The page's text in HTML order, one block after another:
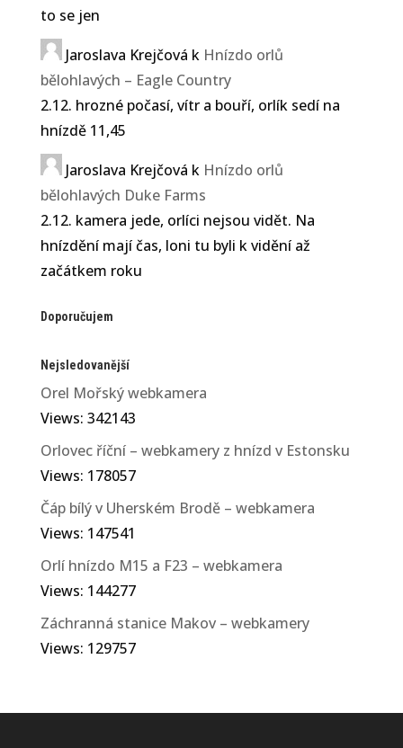
to se jen
Jaroslava Krejčová k Hnízdo orlů
bělohlavých – Eagle Country
2.12. hrozné počasí, vítr a bouří, orlík sedí na
hnízdě 11,45
Jaroslava Krejčová k Hnízdo orlů
bělohlavých Duke Farms
2.12. kamera jede, orlíci nejsou vidět. Na
hnízdění mají čas, loni tu byli k vidění až
začátkem roku
Doporučujem
Nejsledovanější
Orel Mořský webkamera
Views: 342143
Orlovec říční – webkamery z hnízd v Estonsku
Views: 178057
Čáp bílý v Uherském Brodě – webkamera
Views: 147541
Orlí hnízdo M15 a F23 – webkamera
Views: 144277
Záchranná stanice Makov – webkamery
Views: 129757